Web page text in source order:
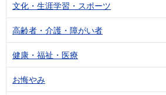
文化・生涯学習・スポーツ
高齢者・介護・障がい者
健康・福祉・医療
お悔やみ